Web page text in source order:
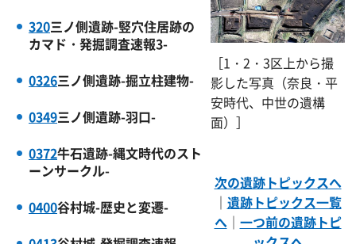
320三ノ側遺跡-竪穴住居跡の
カマド・発掘調査速報3-
0326三ノ側遺跡-掘立柱建物-
0349三ノ側遺跡-羽口-
0372牛石遺跡-縄文時代のスト
ーンサークル-
0400谷村城-歴史と変遷-
［1・2・3区上から撮
影した写真（奈良・平
安時代、中世の遺構
面）］
次の遺跡トピックスへ
｜ 遺跡トピックス一覧
へ｜ 一つ前の遺跡トピ